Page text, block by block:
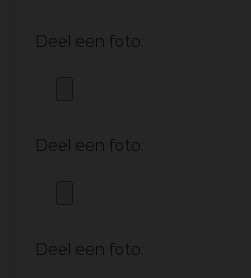
Deel een foto:
Deel een foto:
Deel een foto: